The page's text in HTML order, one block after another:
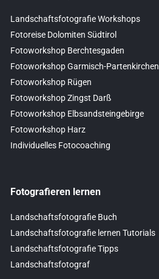
Landschaftsfotografie Workshops
Fotoreise Dolomiten Südtirol
Fotoworkshop Berchtesgaden
Fotoworkshop Garmisch-Partenkirchen
Fotoworkshop Rügen
Fotoworkshop Zingst Darß
Fotoworkshop Elbsandsteingebirge
Fotoworkshop Harz
Individuelles Fotocoaching
Fotografieren lernen
Landschaftsfotografie Buch
Landschaftsfotografie lernen Tutorials
Landschaftsfotografie Tipps
Landschaftsfotograf